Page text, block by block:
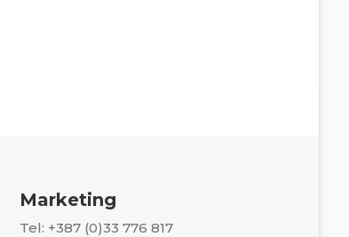
Marketing
Tel: +387 (0)33 776 817